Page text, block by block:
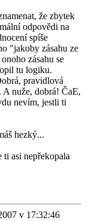
že zbytek
odpovědi na
spíše
"jakoby zásahu ze
zásahu se
tu logiku.
pravidlová
nuže, dobrá! ČaE,
nevím, jestli ti
hezký...
asi nepřekopala
v 17:32:46